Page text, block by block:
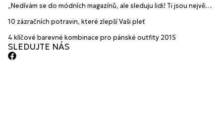
HANAJANA Swimwear
„Nedívám se do módních magazínů, ale sleduju lidi! Ti jsou největší
10 zázračních potravin, které zlepší Vaši pleť
4 klíčové barevné kombinace pro pánské outfity 2015
SLEDUJTE NÁS